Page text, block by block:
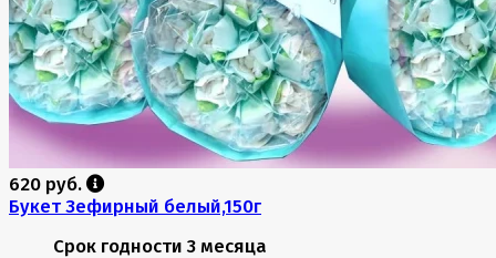
620 руб.
Букет Зефирный белый,150г
Срок годности 3 месяца